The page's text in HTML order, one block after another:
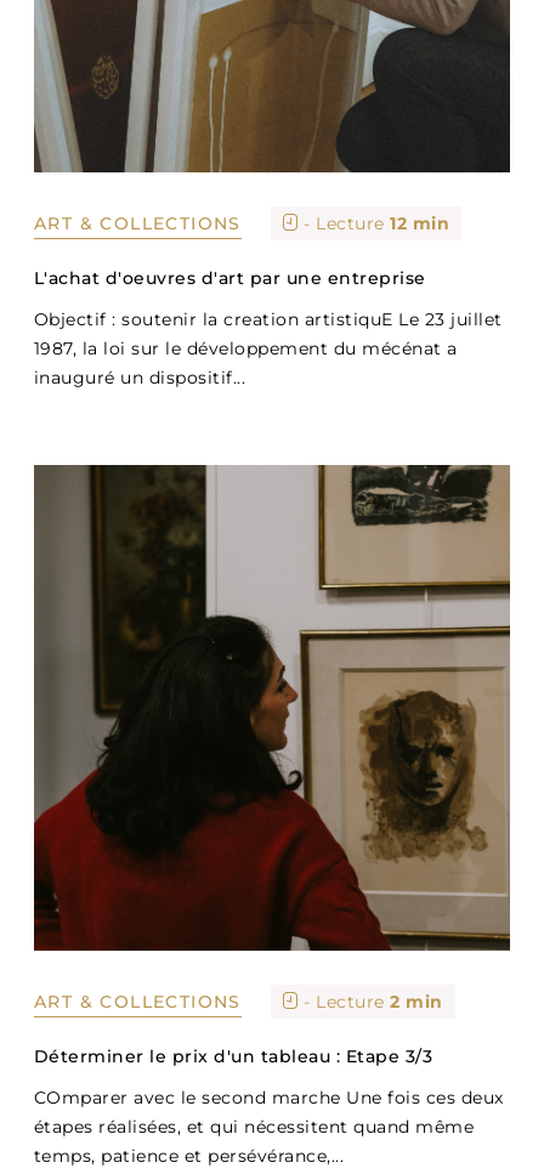
ART & COLLECTIONS - Lecture12 min
L'achat d'oeuvres d'art par une entreprise
Objectif : soutenir la creation artistiquE Le 23 juillet
1987, la loi sur le développement du mécénat a
inauguré un dispositif...
ART & COLLECTIONS - Lecture2 min
Déterminer le prix d'un tableau : Etape 3/3
COmparer avec le second marche Une fois ces deux
étapes réalisées, et qui nécessitent quand même
temps, patience et persévérance,...